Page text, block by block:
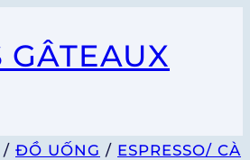
GÂTEAUX
/ ĐỒ UỐNG / ESPRESSO/ CÀ